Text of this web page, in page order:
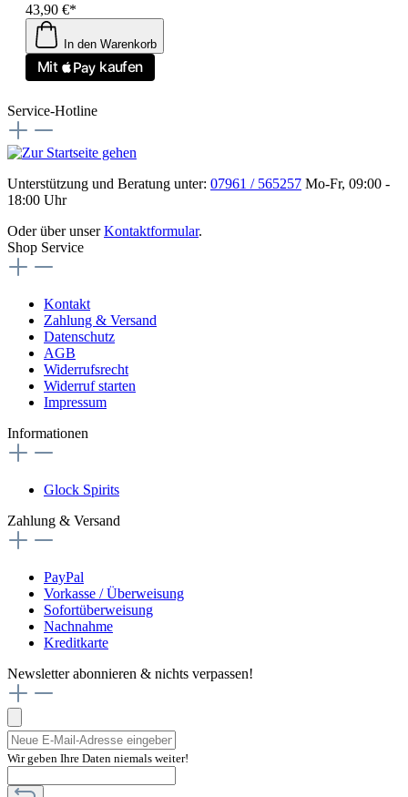
43,90 €*
In den Warenkorb
Service-Hotline
Unterstützung und Beratung unter: 07961 / 565257 Mo-Fr, 09:00 -
18:00 Uhr
Oder über unserKontaktformular.
Shop Service
Kontakt
Zahlung & Versand
Datenschutz
AGB
Widerrufsrecht
Widerruf starten
Impressum
Informationen
Glock Spirits
Zahlung & Versand
PayPal
Vorkasse / Überweisung
Sofortüberweisung
Nachnahme
Kreditkarte
Newsletter abonnieren & nichts verpassen!
Wir geben Ihre Daten niemals weiter!